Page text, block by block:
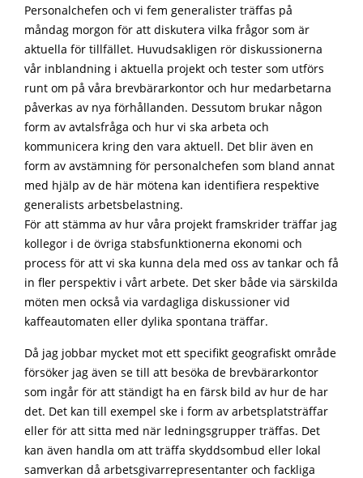
Personalchefen och vi fem generalister träffas på
måndag morgon för att diskutera vilka frågor som är
aktuella för tillfället. Huvudsakligen rör diskussionerna
vår inblandning i aktuella projekt och tester som utförs
runt om på våra brevbärarkontor och hur medarbetarna
påverkas av nya förhållanden. Dessutom brukar någon
form av avtalsfråga och hur vi ska arbeta och
kommunicera kring den vara aktuell. Det blir även en
form av avstämning för personalchefen som bland annat
med hjälp av de här mötena kan identifiera respektive
generalists arbetsbelastning.
För att stämma av hur våra projekt framskrider träffar jag
kollegor i de övriga stabsfunktionerna ekonomi och
process för att vi ska kunna dela med oss av tankar och få
in fler perspektiv i vårt arbete. Det sker både via särskilda
möten men också via vardagliga diskussioner vid
kaffeautomaten eller dylika spontana träffar.
Då jag jobbar mycket mot ett specifikt geografiskt område
försöker jag även se till att besöka de brevbärarkontor
som ingår för att ständigt ha en färsk bild av hur de har
det. Det kan till exempel ske i form av arbetsplatsträffar
eller för att sitta med när ledningsgrupper träffas. Det
kan även handla om att träffa skyddsombud eller lokal
samverkan då arbetsgivarrepresentanter och fackliga